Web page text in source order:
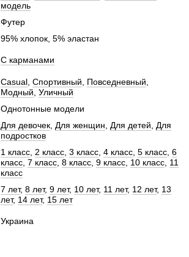
модель
Футер
95% хлопок, 5% эластан
С карманами
Сasual Спортивный Повседневный
Модный Уличный
Однотонные модели
Для девочек Для женщин Для детей
Для
подростков
1 класс 2 класс 3 класс 4 класс 5 класс 6
класс 7 класс 8 класс 9 класс 10 класс 11
класс
7 лет, 8 лет, 9 лет, 10 лет, 11 лет, 12 лет, 13
лет, 14 лет, 15 лет
Украина